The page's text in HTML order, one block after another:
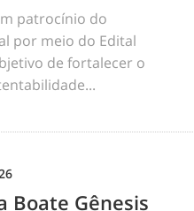
patrocínio do
por meio do Edital
de fortalecer o
Boate Gênesis